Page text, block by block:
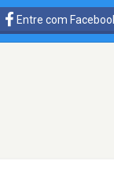
Entre com